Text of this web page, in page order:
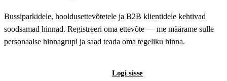
Bussiparkidele, hooldusettevõtetele ja B2B klientidele kehtivad
soodsamad hinnad. Registreeri oma ettevõte — me määrame sulle
personaalse hinnagrupi ja saad teada oma tegeliku hinna.
Logi sisse